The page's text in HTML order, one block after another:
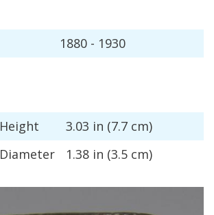
1880 - 1930
Height 3.03 in (7.7 cm)
Diameter
1.38 in (3.5 cm)